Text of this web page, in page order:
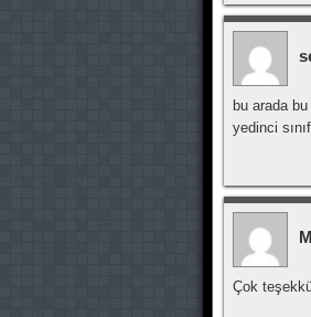
bu arada
yedinci
Çok